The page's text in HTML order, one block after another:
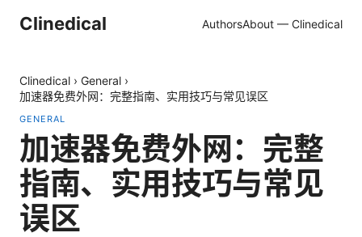
Clinedical AuthorsAbout — Clinedical
Clinedical › General ›
加速器免费外网：完整指南、实用技巧与常见误区
GENERAL
加速器免费外网：完整
指南、实用技巧与常见
误区